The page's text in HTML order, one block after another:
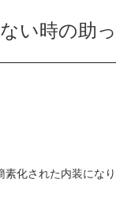
い時の助
化された内装にな